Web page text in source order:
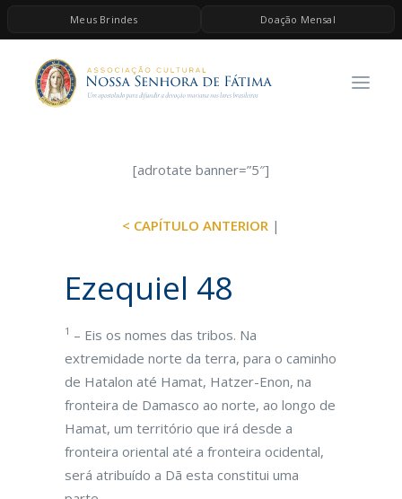
Meus Brindes Doação Mensal
HOME
A ASSOCIAÇÃO
ESPIRITUALIDADE[adrotate banner=”5″]
< CAPÍTULO ANTERIOR |
Ezequiel 48
1 – Eis os nomes das tribos. Na
extremidade norte da terra, para o caminho
de Hatalon até Hamat, Hatzer-Enon, na
fronteira de Damasco ao norte, ao longo de
Hamat, um território que irá desde a
fronteira oriental até a fronteira ocidental,
será atribuído a Dã esta constitui uma